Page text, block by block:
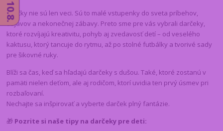
Hračky nie sú len veci. Sú to malé vstupenky do sveta príbehov,
objavov a nekonečnej zábavy. Preto sme pre vás vybrali darčeky,
ktoré rozvíjajú kreativitu, pohyb aj zvedavosť detí – od veselého
kaktusu, ktorý tancuje do rytmu, až po stolné futbálky a tvorivé sady
pre šikovné ruky.
Blíži sa čas, keď sa hľadajú darčeky s dušou. Také, ktoré zostanú v
pamäti nielen deťom, ale aj rodičom, ktorí uvidia ten prvý úsmev pri
rozbaľovaní.
Nechajte sa inšpirovať a vyberte darček plný fantázie.
🎁 Pozrite si naše tipy na darčeky pre deti: